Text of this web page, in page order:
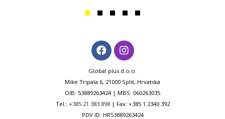
Global plus d.o.o.
Mike Tripala 6, 21000 Split, Hrvatska
OIB: 53889263424 | MBS: 060263035
Tel.: +385 21 383 898| Fax: +385 1 2340 392
PDV ID: HR53889263424